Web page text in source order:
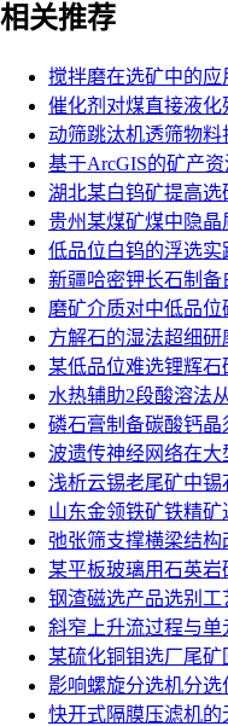
相关推荐
搅拌磨在选矿中的应
催化剂对煤直接液
动筛跳汰机透筛物料
基于ArcGIS的矿产
湖北某白钨矿提高
贵州某煤矿煤中隐
低品位白钨的浮选实
新疆哈密钾长石制
磨矿介质对中低品
方解石的湿法超细
某低品位难选锂辉
水热辅助2段酸溶法
磷石膏制备碳酸钙晶
波遗传神经网络在大
浅析云锡老尾矿中
山东金领铁矿铁精
弛张筛支撑横梁结
某平板玻璃用石英
钢渣磁选产品选别
斜窄上升流过程与
某硫化铜钼选厂尾
影响螺旋分选机分
快开式隔膜压滤机